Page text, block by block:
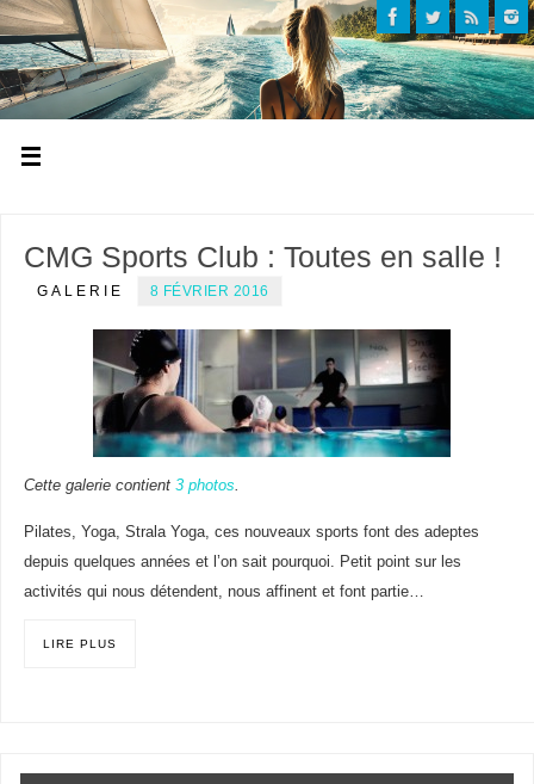
CMG Sports Club : Toutes en salle !
GALERIE 8 FÉVRIER 2016
Cette galerie contient 3 photos.
Pilates, Yoga, Strala Yoga, ces nouveaux sports font des adeptes
depuis quelques années et l’on sait pourquoi. Petit point sur les
activités qui nous détendent, nous affinent et font partie…
LIRE PLUS